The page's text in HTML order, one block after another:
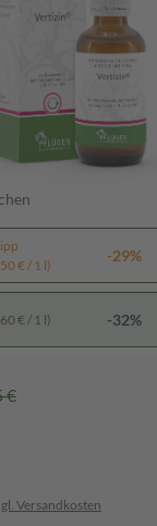
€ / 1 l)
-29%
€ / 1 l) -32%
€
Versandkosten